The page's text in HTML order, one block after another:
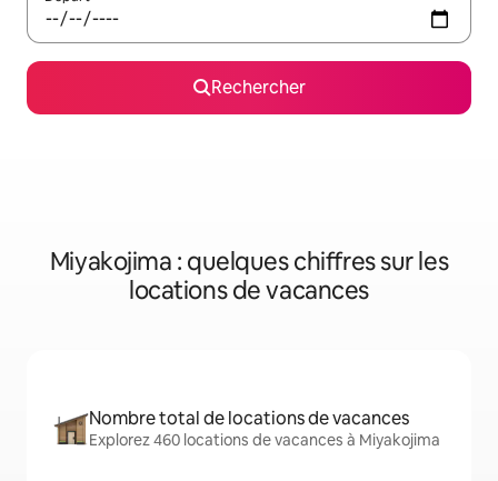
Rechercher
Miyakojima : quelques chiffres sur les
locations de vacances
Nombre total de locations de vacances
Explorez 460 locations de vacances à Miyakojima